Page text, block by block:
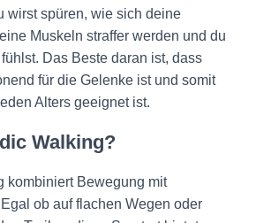
wirst spüren, wie sich deine
Muskeln straffer werden und du
Das Beste daran ist, dass
für die Gelenke ist und somit
Alters geeignet ist.
Walking?
kombiniert Bewegung mit
ob auf flachen Wegen oder